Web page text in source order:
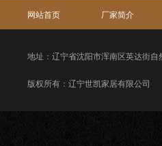
网站首页 厂家简介
地址：辽宁省沈阳市浑南区英达街自
版权所有：辽宁世凯家居有限公司